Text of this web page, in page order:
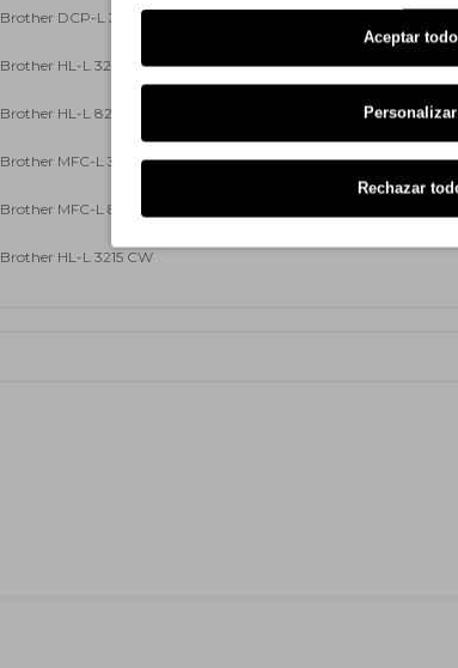
Brother DCP-L 3527 CDW
Brother HL-L 3220 CW Brother HL-L 3220 CWE
Brother HL-L 8230 CDW Brother HL-L 8240 CDW
Brother MFC-L 3740 CDW Eco Brother MFC-L 3740 Series
Brother MFC-L 8300 Series
Brother HL-L 3215 CW
Aceptar todo
Personalizar
Rechazar